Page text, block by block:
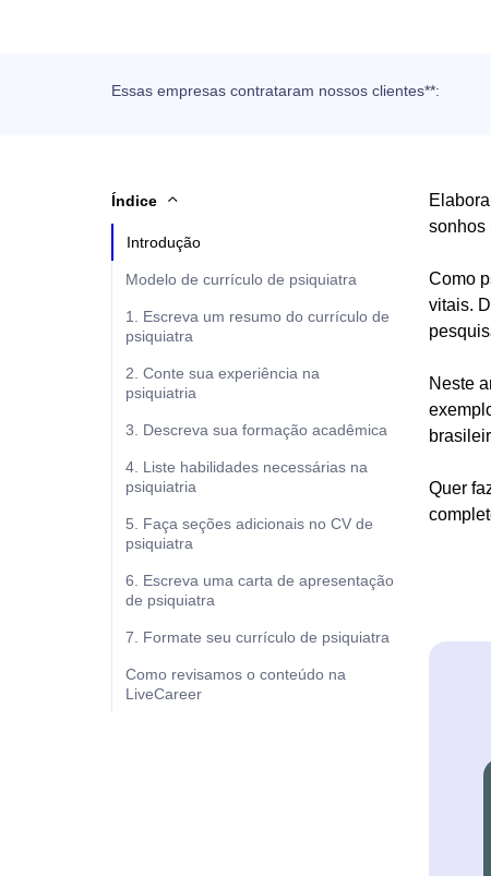
Essas empresas contrataram nossos clientes**:
Índice
Introdução
Modelo de currículo de psiquiatra
1. Escreva um resumo do currículo de
psiquiatra
2. Conte sua experiência na
psiquiatria
3. Descreva sua formação acadêmica
4. Liste habilidades necessárias na
psiquiatria
5. Faça seções adicionais no CV de
psiquiatra
6. Escreva uma carta de apresentação
de psiquiatra
7. Formate seu currículo de psiquiatra
Como revisamos o conteúdo na
LiveCareer
sonhos
Como
vitais.
Neste
Quer